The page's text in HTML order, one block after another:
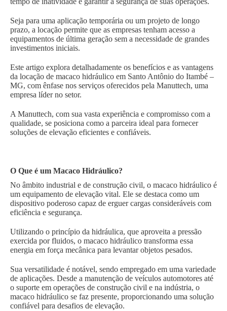
Seja para uma aplicação temporária ou um projeto de longo
prazo, a locação permite que as empresas tenham acesso a
equipamentos de última geração sem a necessidade de grandes
investimentos iniciais.
Este artigo explora detalhadamente os benefícios e as vantagens
da locação de macaco hidráulico em Santo Antônio do Itambé –
MG, com ênfase nos serviços oferecidos pela Manuttech, uma
empresa líder no setor.
A Manuttech, com sua vasta experiência e compromisso com a
qualidade, se posiciona como a parceira ideal para fornecer
soluções de elevação eficientes e confiáveis.
O Que é um Macaco Hidráulico?
No âmbito industrial e de construção civil, o macaco hidráulico é
um equipamento de elevação vital. Ele se destaca como um
dispositivo poderoso capaz de erguer cargas consideráveis com
eficiência e segurança.
Utilizando o princípio da hidráulica, que aproveita a pressão
exercida por fluidos, o macaco hidráulico transforma essa
energia em força mecânica para levantar objetos pesados.
Sua versatilidade é notável, sendo empregado em uma variedade
de aplicações. Desde a manutenção de veículos automotores até
o suporte em operações de construção civil e na indústria, o
macaco hidráulico se faz presente, proporcionando uma solução
confiável para desafios de elevação.